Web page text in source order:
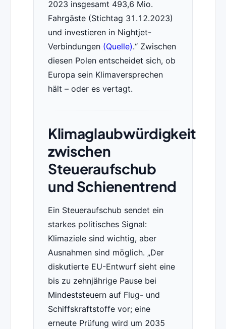
2023 insgesamt 493,6 Mio.
Fahrgäste (Stichtag 31.12.2023)
und investieren in Nightjet-
Verbindungen (Quelle). Zwischen
diesen Polen entscheidet sich, ob
Europa sein Klimaversprechen
hält – oder es vertagt.
Klimaglaubwürdigkeit
zwischen
Steueraufschub
und Schienentrend
Ein Steueraufschub sendet ein
starkes politisches Signal:
Klimaziele sind wichtig, aber
Ausnahmen sind möglich. Der
diskutierte EU-Entwurf sieht eine
bis zu zehnjährige Pause bei
Mindeststeuern auf Flug- und
Schiffskraftstoffe vor; eine
erneute Prüfung wird um 2035